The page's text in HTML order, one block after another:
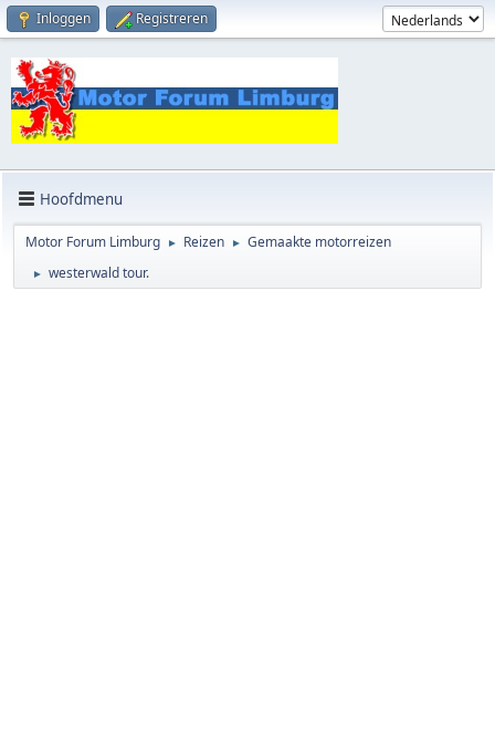
Inloggen Registreren
Hoofdmenu
Motor Forum Limburg ► Reizen ► Gemaakte motorreizen
► westerwald tour.